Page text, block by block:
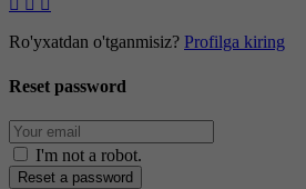
Ro'yxatdan o'tganmisiz? Profilga kiring
Reset password
I'm not a robot.
Reset a password